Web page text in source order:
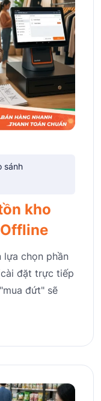
sánh
kho
lựa chọn phần
đặt trực tiếp
đứt" sẽ